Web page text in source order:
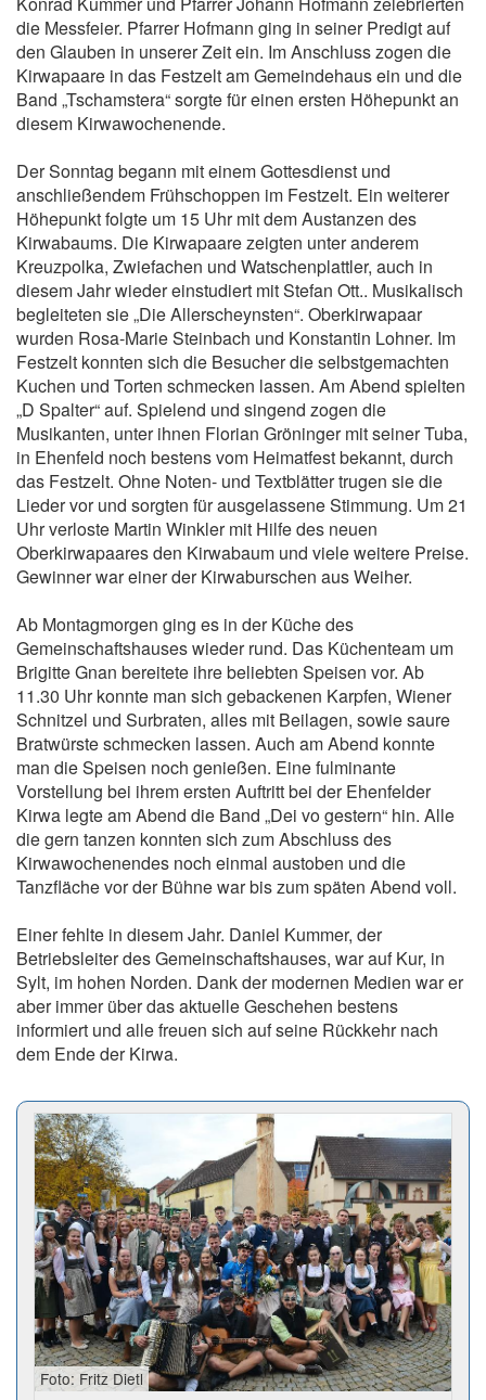
die Messfeier. Pfarrer Hofmann ging in seiner Predigt auf
den Glauben in unserer Zeit ein. Im Anschluss zogen die
Kirwapaare in das Festzelt am Gemeindehaus ein und die
Band „Tschamstera“ sorgte für einen ersten Höhepunkt an
diesem Kirwawochenende.
Der Sonntag begann mit einem Gottesdienst und
anschließendem Frühschoppen im Festzelt. Ein weiterer
Höhepunkt folgte um 15 Uhr mit dem Austanzen des
Kirwabaums. Die Kirwapaare zeigten unter anderem
Kreuzpolka, Zwiefachen und Watschenplattler, auch in
diesem Jahr wieder einstudiert mit Stefan Ott.. Musikalisch
begleiteten sie „Die Allerscheynsten“. Oberkirwapaar
wurden Rosa-Marie Steinbach und Konstantin Lohner. Im
Festzelt konnten sich die Besucher die selbstgemachten
Kuchen und Torten schmecken lassen. Am Abend spielten
„D Spalter“ auf. Spielend und singend zogen die
Musikanten, unter ihnen Florian Gröninger mit seiner Tuba,
in Ehenfeld noch bestens vom Heimatfest bekannt, durch
das Festzelt. Ohne Noten- und Textblätter trugen sie die
Lieder vor und sorgten für ausgelassene Stimmung. Um 21
Uhr verloste Martin Winkler mit Hilfe des neuen
Oberkirwapaares den Kirwabaum und viele weitere Preise.
Gewinner war einer der Kirwaburschen aus Weiher.
Ab Montagmorgen ging es in der Küche des
Gemeinschaftshauses wieder rund. Das Küchenteam um
Brigitte Gnan bereitete ihre beliebten Speisen vor. Ab
11.30 Uhr konnte man sich gebackenen Karpfen, Wiener
Schnitzel und Surbraten, alles mit Beilagen, sowie saure
Bratwürste schmecken lassen. Auch am Abend konnte
man die Speisen noch genießen. Eine fulminante
Vorstellung bei ihrem ersten Auftritt bei der Ehenfelder
Kirwa legte am Abend die Band „Dei vo gestern“ hin. Alle
die gern tanzen konnten sich zum Abschluss des
Kirwawochenendes noch einmal austoben und die
Tanzfläche vor der Bühne war bis zum späten Abend voll.
Einer fehlte in diesem Jahr. Daniel Kummer, der
Betriebsleiter des Gemeinschaftshauses, war auf Kur, in
Sylt, im hohen Norden. Dank der modernen Medien war er
aber immer über das aktuelle Geschehen bestens
informiert und alle freuen sich auf seine Rückkehr nach
dem Ende der Kirwa.
Foto: Fritz Dietl